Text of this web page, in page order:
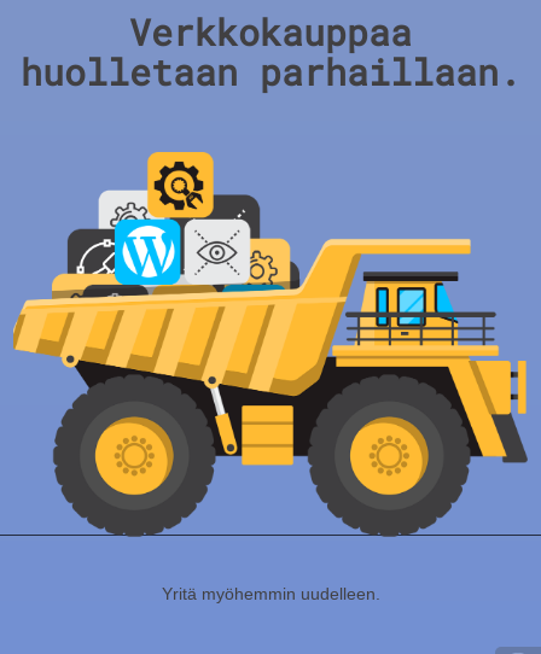
Verkkokauppaa
huolletaan parhaillaan.
Yritä myöhemmin uudelleen.